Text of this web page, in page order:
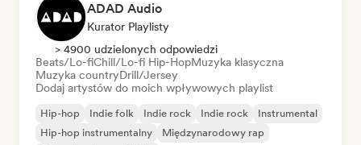
ADAD Audio
Kurator Playlisty
> 4900 udzielonych odpowiedzi
Beats/Lo-fiChill/Lo-fi Hip-HopMuzyka klasyczna
Muzyka countryDrill/Jersey
Dodaj artystów do moich wpływowych playlist
Hip-hop Indie folk Indie rock Indie rock
Instrumental
Hip-hop instrumentalny
Międzynarodowy rap